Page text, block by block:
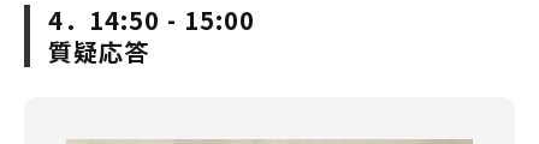
4．14:50 - 15:00
質疑応答